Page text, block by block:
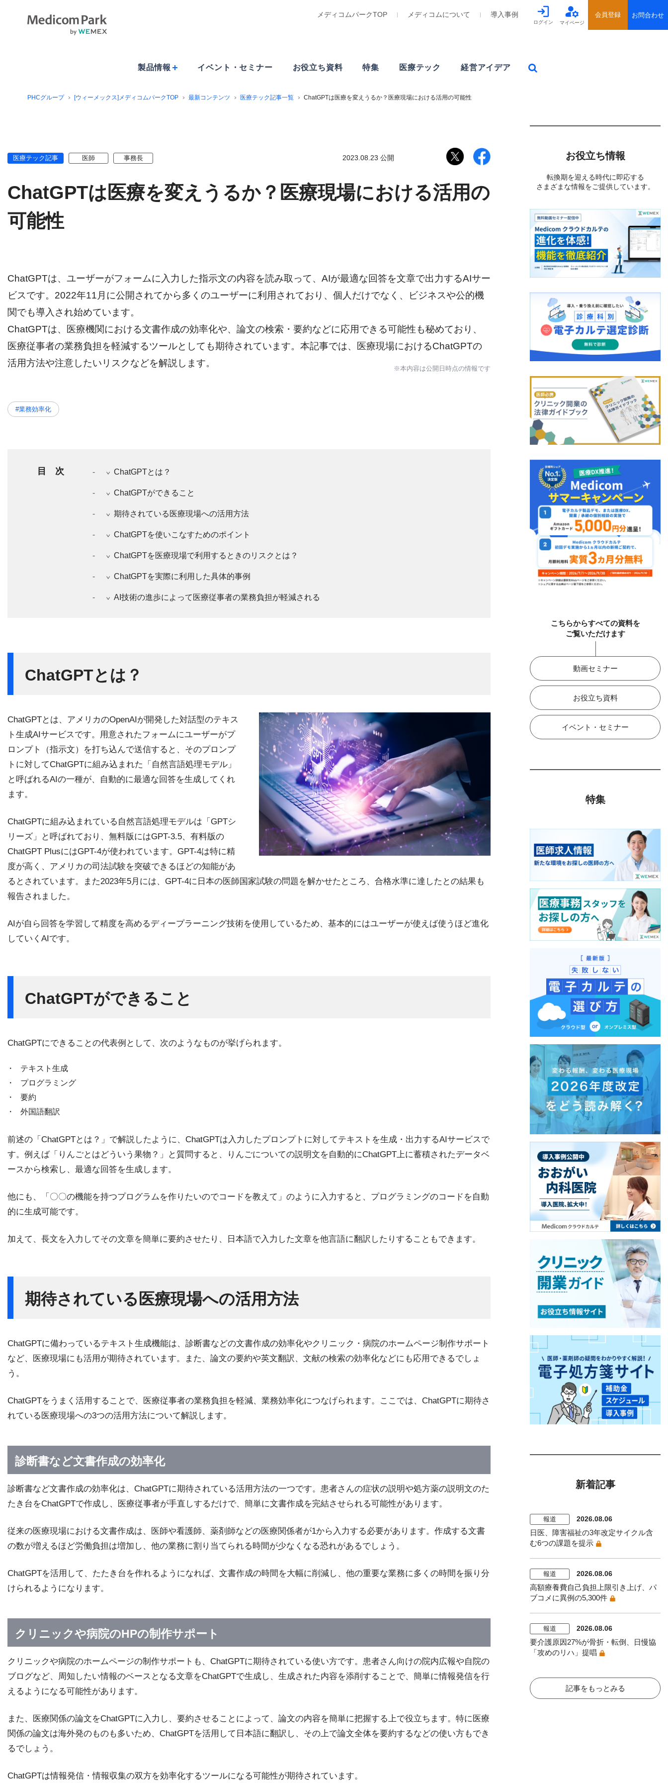
製品情報 イベント・ セミナー お役立ち資料 特集 医療テック 経営アイデア
メディコムパークTOP メディコムについて 導入事例
ログイン マイページ
PHCグループ [ウィーメックス]メディコムパークTOP 最新コンテンツ 医療テック記事一覧 ChatGPTは医療を変えうるか？医療現場における活用の可能性
医療テック記事 医師 事務長 2023.08.23 公開
ChatGPTは医療を変えうるか？医療現場における活用の
可能性
ChatGPTは、ユーザーがフォームに入力した指示文の内容を読み取って、AIが最適な回答を文章で出力するAIサー
ビスです。2022年11月に公開されてから多くのユーザーに利用されており、個人だけでなく、ビジネスや公的機
関でも導入され始めています。
ChatGPTは、医療機関における文書作成の効率化や、論文の検索・要約などに応用できる可能性も秘めており、
医療従事者の業務負担を軽減するツールとしても期待されています。本記事では、医療現場におけるChatGPTの
活用方法や注意したいリスクなどを解説します。
※本内容は公開日時点の情報です
#業務効率化
目次 ChatGPTとは？
ChatGPTができること
期待されている医療現場への活用方法
ChatGPTを使いこなすためのポイント
ChatGPTを医療現場で利用するときのリスクとは？
ChatGPTを実際に利用した具体的事例
AI技術の進歩によって医療従事者の業務負担が軽減される
ChatGPTとは？
ChatGPTとは、アメリカのOpenAIが開発した対話型のテキス
ト生成AIサービスです。用意されたフォームにユーザーがプ
ロンプト（指示文）を打ち込んで送信すると、そのプロンプ
トに対してChatGPTに組み込まれた「自然言語処理モデル」
と呼ばれるAIの一種が、自動的に最適な回答を生成してくれ
ます。
ChatGPTに組み込まれている自然言語処理モデルは「GPTシ
リーズ」と呼ばれており、無料版にはGPT-3.5、有料版の
ChatGPT PlusにはGPT-4が使われています。GPT-4は特に精
度が高く、アメリカの司法試験を突破できるほどの知能があ
るとされています。また2023年5月には、GPT-4に日本の医師国家試験の問題を解かせたところ、合格水準に達したとの結果も
報告されました。
AIが自ら回答を学習して精度を高めるディープラーニング技術を使用しているため、基本的にはユーザーが使えば使うほど進化
していくAIです。
ChatGPTができること
ChatGPTにできることの代表例として、次のようなものが挙げられます。
テキスト生成
プログラミング
要約
外国語翻訳
前述の「ChatGPTとは？」で解説したように、ChatGPTは入力したプロンプトに対してテキストを生成・出力するAIサービスで
す。例えば「りんごとはどういう果物？」と質問すると、りんごについての説明文を自動的にChatGPT上に蓄積されたデータベ
ースから検索し、最適な回答を生成します。
他にも、「〇〇の機能を持つプログラムを作りたいのでコードを教えて」のように入力すると、プログラミングのコードを自動
的に生成可能です。
加えて、長文を入力してその文章を簡単に要約させたり、日本語で入力した文章を他言語に翻訳したりすることもできます。
期待されている医療現場への活用方法
ChatGPTに備わっているテキスト生成機能は、診断書などの文書作成の効率化やクリニック・病院のホームページ制作サポート
など、医療現場にも活用が期待されています。また、論文の要約や英文翻訳、文献の検索の効率化などにも応用できるでしょ
う。
ChatGPTをうまく活用することで、医療従事者の業務負担を軽減、業務効率化につなげられます。ここでは、ChatGPTに期待さ
れている医療現場への3つの活用方法について解説します。
診断書など文書作成の効率化
診断書など文書作成の効率化は、ChatGPTに期待されている活用方法の一つです。患者さんの症状の説明や処方薬の説明文のた
たき台をChatGPTで作成し、医療従事者が手直しするだけで、簡単に文書作成を完結させられる可能性があります。
従来の医療現場における文書作成は、医師や看護師、薬剤師などの医療関係者が1から入力する必要があります。作成する文書
の数が増えるほど労働負担は増加し、他の業務に割り当てられる時間が少なくなる恐れがあるでしょう。
ChatGPTを活用して、たたき台を作れるようになれば、文書作成の時間を大幅に削減し、他の重要な業務に多くの時間を振り分
けられるようになります。
クリニックや病院のHPの制作サポート
クリニックや病院のホームページの制作サポートも、ChatGPTに期待されている使い方です。患者さん向けの院内広報や自院の
ブログなど、周知したい情報のベースとなる文章をChatGPTで生成し、生成された内容を添削することで、簡単に情報発信を行
えるようになる可能性があります。
また、医療関係の論文をChatGPTに入力し、要約させることによって、論文の内容を簡単に把握する上で役立ちます。特に医療
関係の論文は海外発のものも多いため、ChatGPTを活用して日本語に翻訳し、その上で論文全体を要約するなどの使い方もでき
るでしょう。
ChatGPTは情報発信・情報収集の双方を効率化するツールになる可能性が期待されています。
お役立ち情報
転換期を迎える時代に即応する
さまざまな情報をご提供しています。
こちらからすべての資料を
ご覧いただけます
動画セミナー
お役立ち資料
イベント・セミナー
特集
新着記事
報道 2026.08.06
日医、障害福祉の3年改定サイクル含
む6つの課題を提示
報道 2026.08.06
高額療養費自己負担上限引き上げ、パ
ブコメに異例の5,300件
報道 2026.08.06
要介護原因27%が骨折・転倒、日慢協
「攻めのリハ」提唱
記事をもっとみる